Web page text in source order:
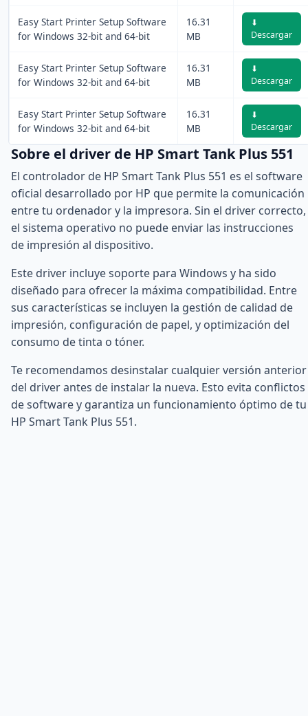
Easy Start Printer Setup Software
for Windows 32-bit and 64-bit
16.31
MB
⬇
Descargar
Easy Start Printer Setup Software
for Windows 32-bit and 64-bit
16.31
MB
⬇
Descargar
Easy Start Printer Setup Software
for Windows 32-bit and 64-bit
16.31
MB
⬇
Descargar
Sobre el driver de HP Smart Tank Plus 551
El controlador de HP Smart Tank Plus 551 es el software
oficial desarrollado por HP que permite la comunicación
entre tu ordenador y la impresora. Sin el driver correcto,
el sistema operativo no puede enviar las instrucciones
de impresión al dispositivo.
Este driver incluye soporte para Windows y ha sido
diseñado para ofrecer la máxima compatibilidad. Entre
sus características se incluyen la gestión de calidad de
impresión, configuración de papel, y optimización del
consumo de tinta o tóner.
Te recomendamos desinstalar cualquier versión anterior
del driver antes de instalar la nueva. Esto evita conflictos
de software y garantiza un funcionamiento óptimo de tu
HP Smart Tank Plus 551.